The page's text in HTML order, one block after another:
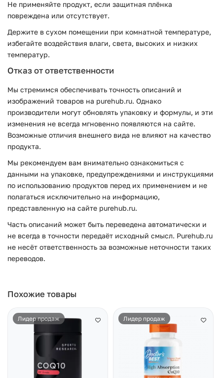
Не применяйте продукт, если защитная плёнка
повреждена или отсутствует.
Держите в сухом помещении при комнатной температуре,
избегайте воздействия влаги, света, высоких и низких
температур.
Отказ от ответственности
Мы стремимся обеспечивать точность описаний и
изображений товаров на purehub.ru. Однако
производители могут обновлять упаковку и формулы, и эти
изменения не всегда мгновенно появляются на сайте.
Возможные отличия внешнего вида не влияют на качество
продукта.
Мы рекомендуем вам внимательно ознакомиться с
данными на упаковке, предупреждениями и инструкциями
по использованию продуктов перед их применением и не
полагаться исключительно на информацию,
представленную на сайте purehub.ru.
Часть описаний может быть переведена автоматически и
не всегда в точности передаёт исходный смысл. Purehub.ru
не несёт ответственность за возможные неточности таких
переводов.
Похожие товары
Лидер продаж Лидер продаж